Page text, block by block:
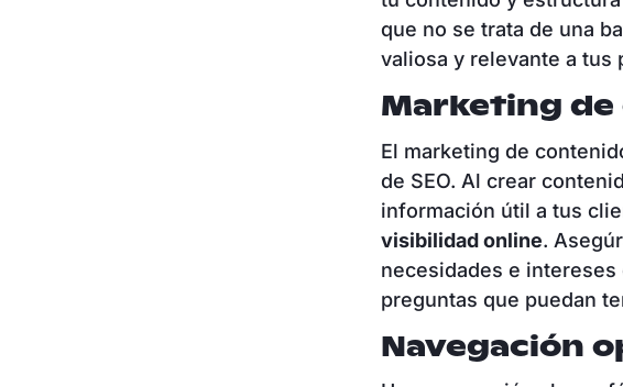
que no se trata de una
valiosa y relevante a tus
Marketing
El marketing de
de SEO. Al crear
información útil a tus
visibilidad online.
necesidades e
preguntas que puedan
Navegación